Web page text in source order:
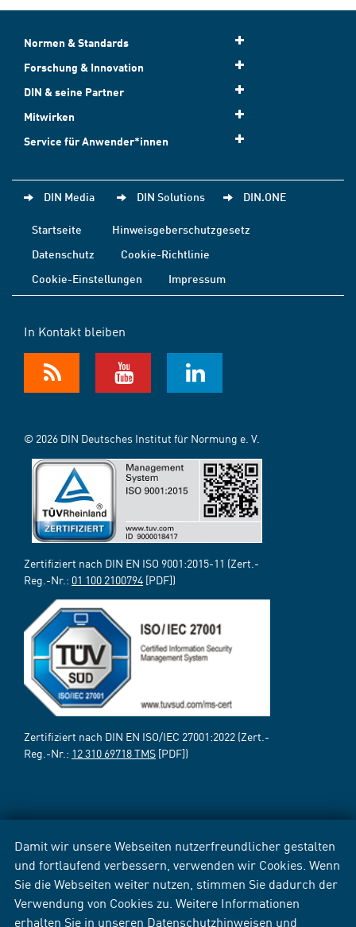
Damit wir unsere Webseiten nutzerfreundlicher gestalten
und fortlaufend verbessern, verwenden wir Cookies. Wenn
Sie die Webseiten weiter nutzen, stimmen Sie dadurch der
Verwendung von Cookies zu. Weitere Informationen
erhalten Sie in unseren Datenschutzhinweisen und
Normen & Standards
Forschung & Innovation
DIN & seine Partner
Mitwirken
Service für Anwender*innen
DIN Media DIN Solutions DIN.ONE
Startseite
Hinweisgeberschutzgesetz
Datenschutz
Cookie-Richtlinie
Cookie-Einstellungen
Impressum
In Kontakt bleiben
© 2026 DIN Deutsches Institut für Normung e. V.
Zertifiziert nach DIN EN ISO 9001:2015-11 (Zert.-
Reg.-Nr.: 01 100 2100794 [PDF])
Zertifiziert nach DIN EN ISO/IEC 27001:2022 (Zert.-
Reg.-Nr.: 12 310 69718 TMS [PDF])